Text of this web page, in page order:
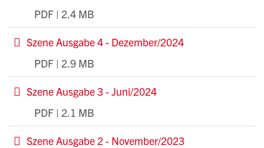
PDF | 2.4 MB
Szene Ausgabe 4 - Dezember/2024
PDF | 2.9 MB
Szene Ausgabe 3 - Juni/2024
PDF | 2.1 MB
Szene Ausgabe 2 - November/2023